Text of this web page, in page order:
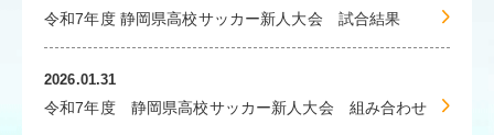
令和7年度 静岡県高校サッカー新人大会 試合結果
2026.01.31
令和7年度 静岡県高校サッカー新人大会 組み合わせ